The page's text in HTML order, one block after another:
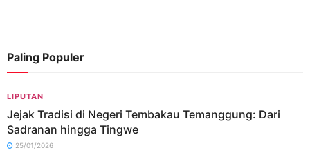
Paling Populer
LIPUTAN
Jejak Tradisi di Negeri Tembakau Temanggung: Dari
Sadranan hingga Tingwe
25/01/2026